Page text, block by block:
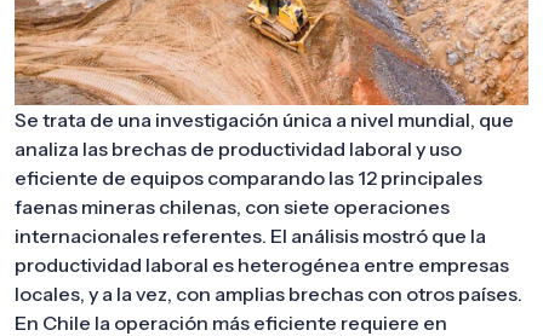
Se trata de una investigación única a nivel mundial, que
analiza las brechas de productividad laboral y uso
eficiente de equipos comparando las 12 principales
faenas mineras chilenas, con siete operaciones
internacionales referentes. El análisis mostró que la
productividad laboral es heterogénea entre empresas
locales, y a la vez, con amplias brechas con otros países.
En Chile la operación más eficiente requiere en